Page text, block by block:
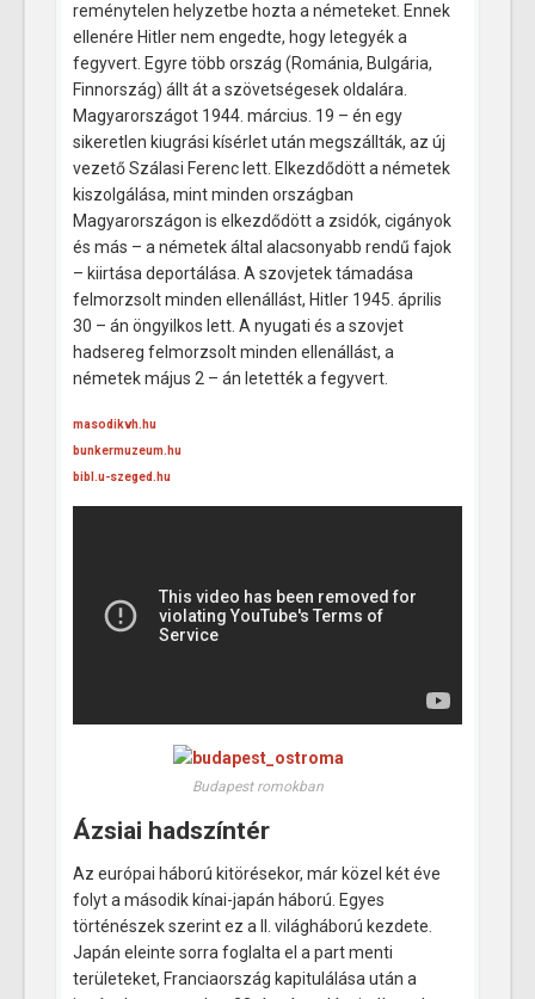
reménytelen helyzetbe hozta a németeket. Ennek
ellenére Hitler nem engedte, hogy letegyék a
fegyvert. Egyre több ország (Románia, Bulgária,
Finnország) állt át a szövetségesek oldalára.
Magyarországot 1944. március. 19 – én egy
sikeretlen kiugrási kísérlet után megszállták, az új
vezető Szálasi Ferenc lett. Elkezdődött a németek
kiszolgálása, mint minden országban
Magyarországon is elkezdődött a zsidók, cigányok
és más – a németek által alacsonyabb rendű fajok
– kiirtása deportálása. A szovjetek támadása
felmorzsolt minden ellenállást, Hitler 1945. április
30 – án öngyilkos lett. A nyugati és a szovjet
hadsereg felmorzsolt minden ellenállást, a
németek május 2 – án letették a fegyvert.
masodikvh.hu
bunkermuzeum.hu
bibl.u-szeged.hu
Budapest romokban
Ázsiai hadszíntér
Az európai háború kitörésekor, már közel két éve
folyt a második kínai-japán háború. Egyes
történészek szerint ez a II. világháború kezdete.
Japán eleinte sorra foglalta el a part menti
területeket, Franciaország kapitulálása után a